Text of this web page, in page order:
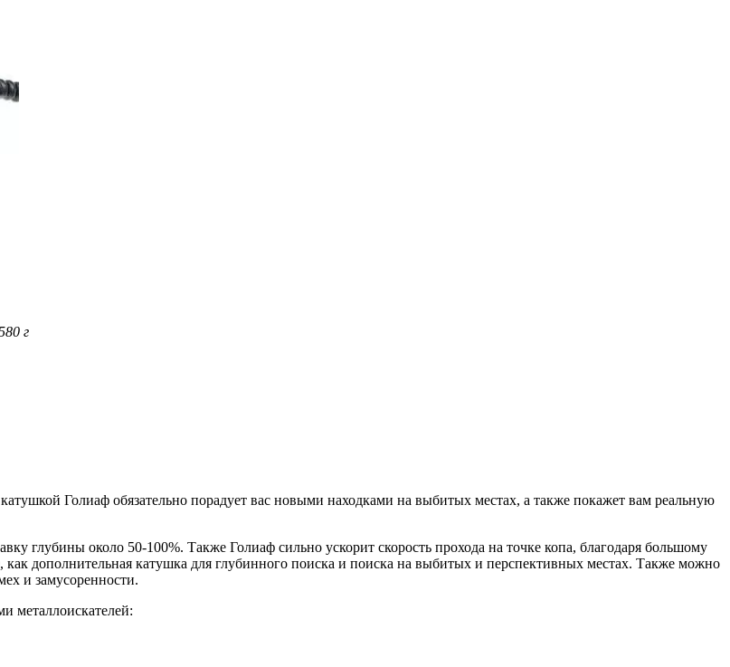
г
Голиаф обязательно порадует вас новыми находками на выбитых местах, а также покажет вам реальную
глубины около 50-100%. Также Голиаф сильно ускорит скорость прохода на точке копа, благодаря большому
дополнительная катушка для глубинного поиска и поиска на выбитых и перспективных местах. Также можно
и замусоренности.
металлоискателей: